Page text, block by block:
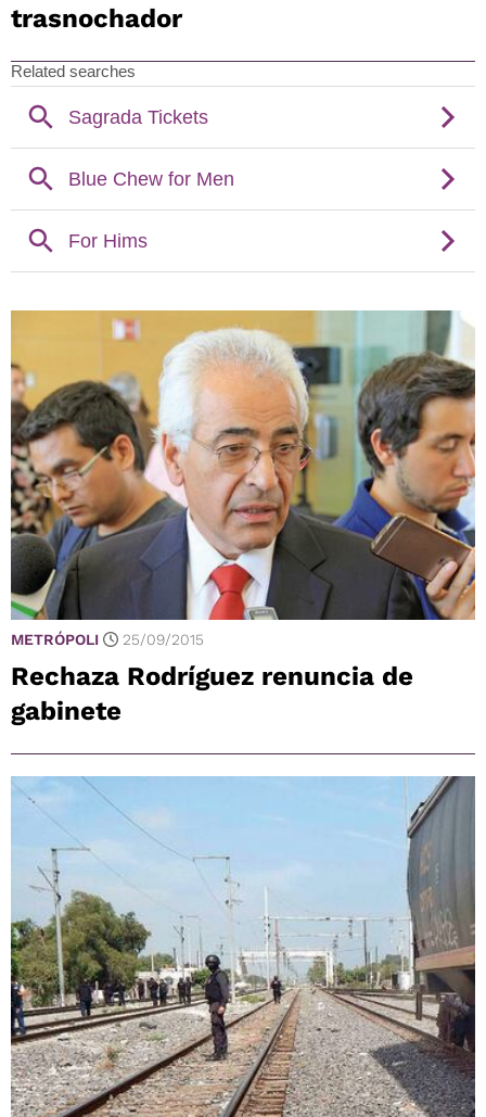
trasnochador
METRÓPOLI 25/09/2015
Rechaza Rodríguez renuncia de
gabinete